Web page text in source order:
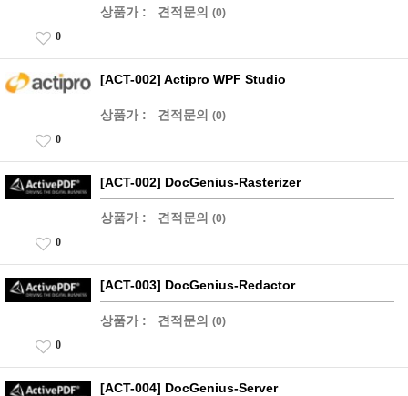
상품가 : 견적문의 (0)
0
[ACT-002] Actipro WPF Studio
상품가 : 견적문의 (0)
0
[ACT-002] DocGenius-Rasterizer
상품가 : 견적문의 (0)
0
[ACT-003] DocGenius-Redactor
상품가 : 견적문의 (0)
0
[ACT-004] DocGenius-Server